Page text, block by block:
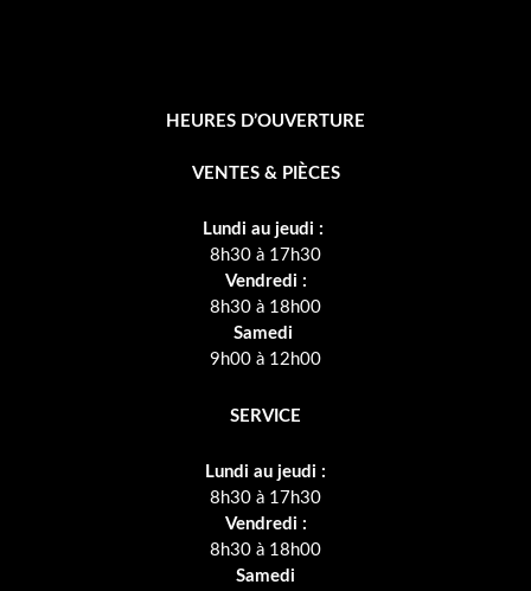
HEURES D’OUVERTURE
VENTES & PIÈCES
Lundi au jeudi :
8h30 à 17h30
Vendredi :
8h30 à 18h00
Samedi
9h00 à 12h00
SERVICE
Lundi au jeudi :
8h30 à 17h30
Vendredi :
8h30 à 18h00
Samedi